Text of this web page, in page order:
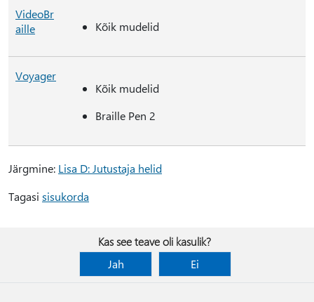
VideoBr
aille
Kõik mudelid
Voyager
Kõik mudelid
Braille Pen 2
Järgmine: Lisa D: Jutustaja helid
Tagasi sisukorda
Kas see teave oli kasulik?
Jah
Ei